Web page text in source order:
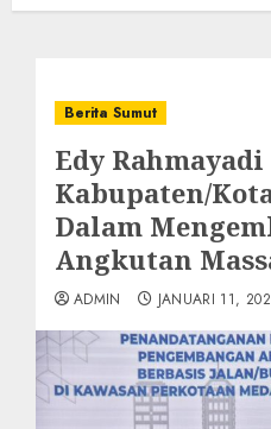
Berita Sumut
Edy
Kabupaten/
Dalam
Angkutan
ADMIN JANUARI 11,